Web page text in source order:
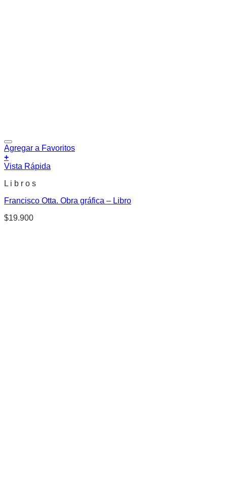
Agregar a Favoritos
+
Vista Rápida
L i b r o s
Francisco Otta. Obra gráfica – Libro
$19.900